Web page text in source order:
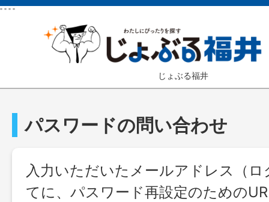
" " " "
じょぶる福井
パスワードの問い合わせ
入力いただいたメールアドレス（ロ
てに、パスワード再設定のための